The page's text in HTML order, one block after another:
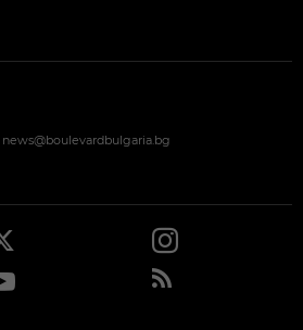
news@boulevardbulgaria.bg